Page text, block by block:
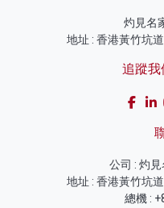
灼見名
地址 : 香港黃竹坑
追蹤我
公司 : 灼
地址 : 香港黃竹坑
總機 :